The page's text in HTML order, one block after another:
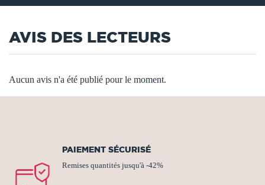
AVIS DES LECTEURS
Aucun avis n'a été publié pour le moment.
PAIEMENT SÉCURISÉ
Remises quantités jusqu'à -42%